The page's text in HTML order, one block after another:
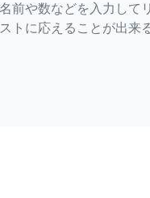
前や数などを入力してリ
トに応えることが出来